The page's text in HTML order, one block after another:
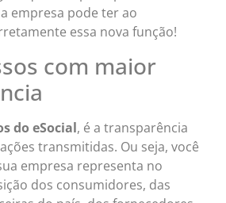
empresa pode ter ao
essa nova função!
com maior
do eSocial, é a transparência
transmitidas. Ou seja, você
empresa representa no
dos consumidores, das